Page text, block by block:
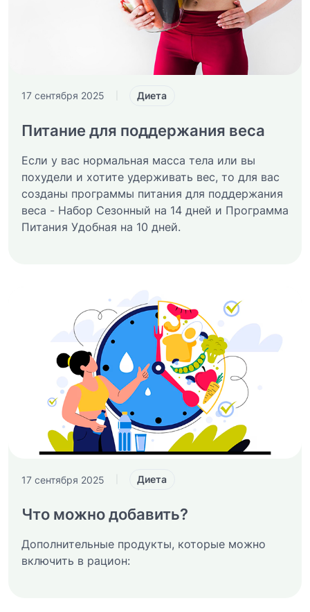
17 сентября 2025 Диета
Питание для поддержания веса
Если у вас нормальная масса тела или вы
похудели и хотите удерживать вес, то для вас
созданы программы питания для поддержания
веса - Набор Сезонный на 14 дней и Программа
Питания Удобная на 10 дней.
17 сентября 2025 Диета
Что можно добавить?
Дополнительные продукты, которые можно
включить в рацион: